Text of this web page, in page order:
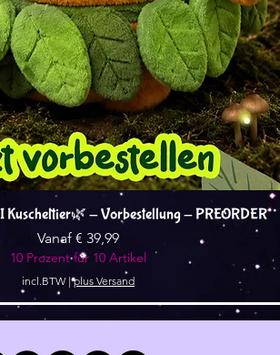
Snel overzicht
Kuscheltier🌿 - Vorbestellung - PREORDER
Vanaf € 39,99
Verkoopprijs
10 Prozent für 10 Artikel
incl.BTW |plus Versand